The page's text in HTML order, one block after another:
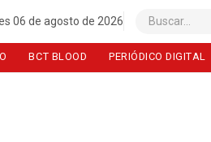
06 de agosto de 2026 Buscar
BCT BLOOD PERIÓDICO DIGITAL